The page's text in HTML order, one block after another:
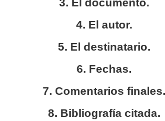
4. El autor.
5. El destinatario.
6. Fechas.
7. Comentarios finales.
8. Bibliografía citada.